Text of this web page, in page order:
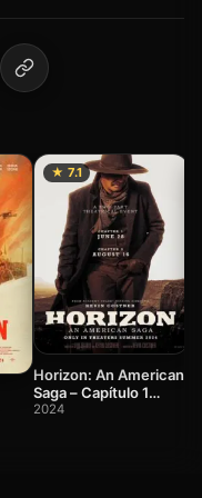
★ 7.1
Horizon: An American
Saga – Capítulo 1
(2024)
2024